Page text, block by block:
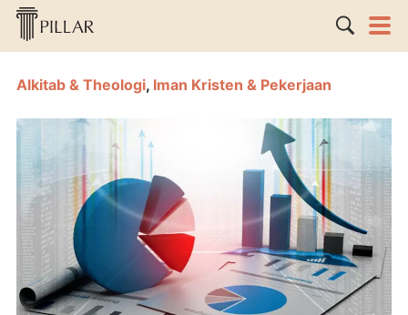
Alkitab & Theologi, Iman Kristen & Pekerjaan